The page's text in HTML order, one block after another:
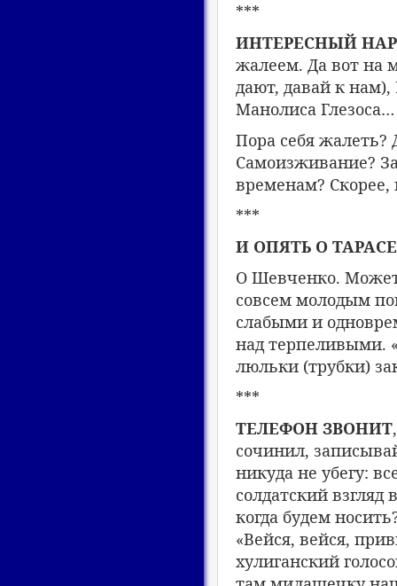
***
ИНТЕРЕСНЫЙ
жалеем. Да вот на
дают, давай к нам),
Манолиса
Пора себя
Самоизживание?
временам? Скорее,
***
И ОПЯТЬ О
О Шевченко.
совсем молодым
слабыми и
над терпеливыми.
люльки (трубки)
***
ТЕЛЕФОН ЗВОНИТ
сочинил,
никуда не убегу:
солдатский
когда будем
«Вейся, вейся,
хулиганский